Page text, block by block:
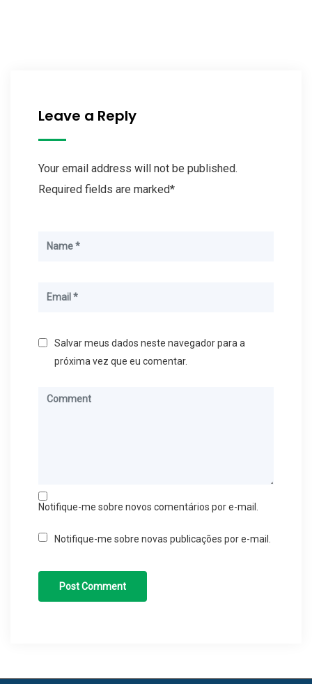
Leave a Reply
Your email address will not be published.
Required fields are marked*
Salvar meus dados neste navegador para a
próxima vez que eu comentar.
Notifique-me sobre novos comentários por e-mail.
Notifique-me sobre novas publicações por e-mail.